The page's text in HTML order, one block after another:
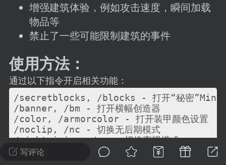
11 5.9k
潮涌核心
永久赞助者
24 23:37
电脑端 整合包分享
主页反馈贴
反馈你遇到的问题 以及 你期望的功能等
不方便可尝试通过邮箱与作者进行反馈
写评论
增强建筑体验，例如攻击速度，瞬间加载
物品等
禁止了一些可能限制建筑的事件
使用方法：
通过以下指令开启相关功能：
/secretblocks, /blocks - 打开“秘密
/banner, /bm - 打开横幅创造器
/color, /armorcolor - 打开装甲颜色设置
/noclip, /nc - 切换无后期模式
/nightvision, /nv - 切换夜视模式
/advancedfly, /af - 切换高级飞行模式
/tpgm - 观察者模式下的人员传送